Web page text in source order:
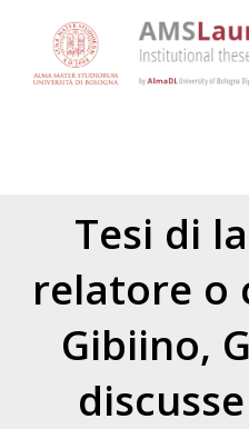
Tesi di
relatore o
Gibiino,